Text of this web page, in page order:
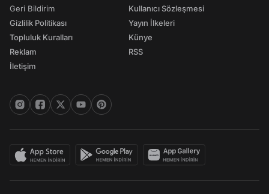
Geri Bildirim
Gizlilik Politikası
Topluluk Kuralları
Reklam
İletişim
Kullanıcı Sözleşmesi
Yayın İlkeleri
Künye
RSS